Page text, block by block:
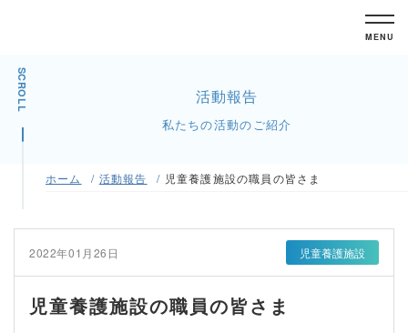
MENU
SCROLL 活動報告
私たちの活動のご紹介
ホーム 活動報告 児童養護施設の職員の皆さま
2022年01月26日 児童養護施設
児童養護施設の職員の皆さま